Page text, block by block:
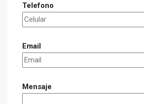
Telefono
Email
Mensaje